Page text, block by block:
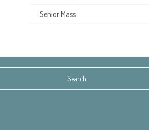
Senior Mass